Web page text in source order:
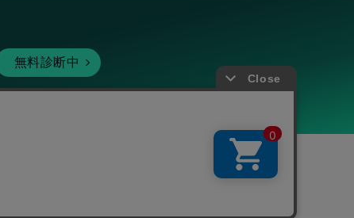
無料診断中